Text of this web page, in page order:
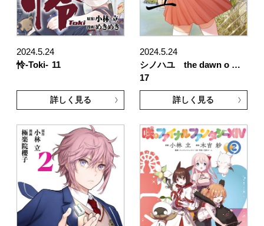
2024.5.24
怜-Toki- 11
詳しく見る
2024.5.24
シノハユ the dawn o …
17
詳しく見る